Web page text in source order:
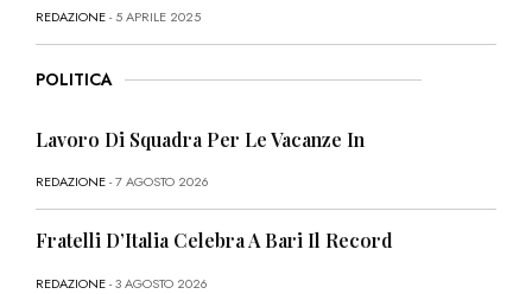
REDAZIONE- 5 APRILE 2025
POLITICA
Lavoro Di Squadra Per Le Vacanze In
REDAZIONE- 7 AGOSTO 2026
Fratelli D’Italia Celebra A Bari Il Record
REDAZIONE- 3 AGOSTO 2026